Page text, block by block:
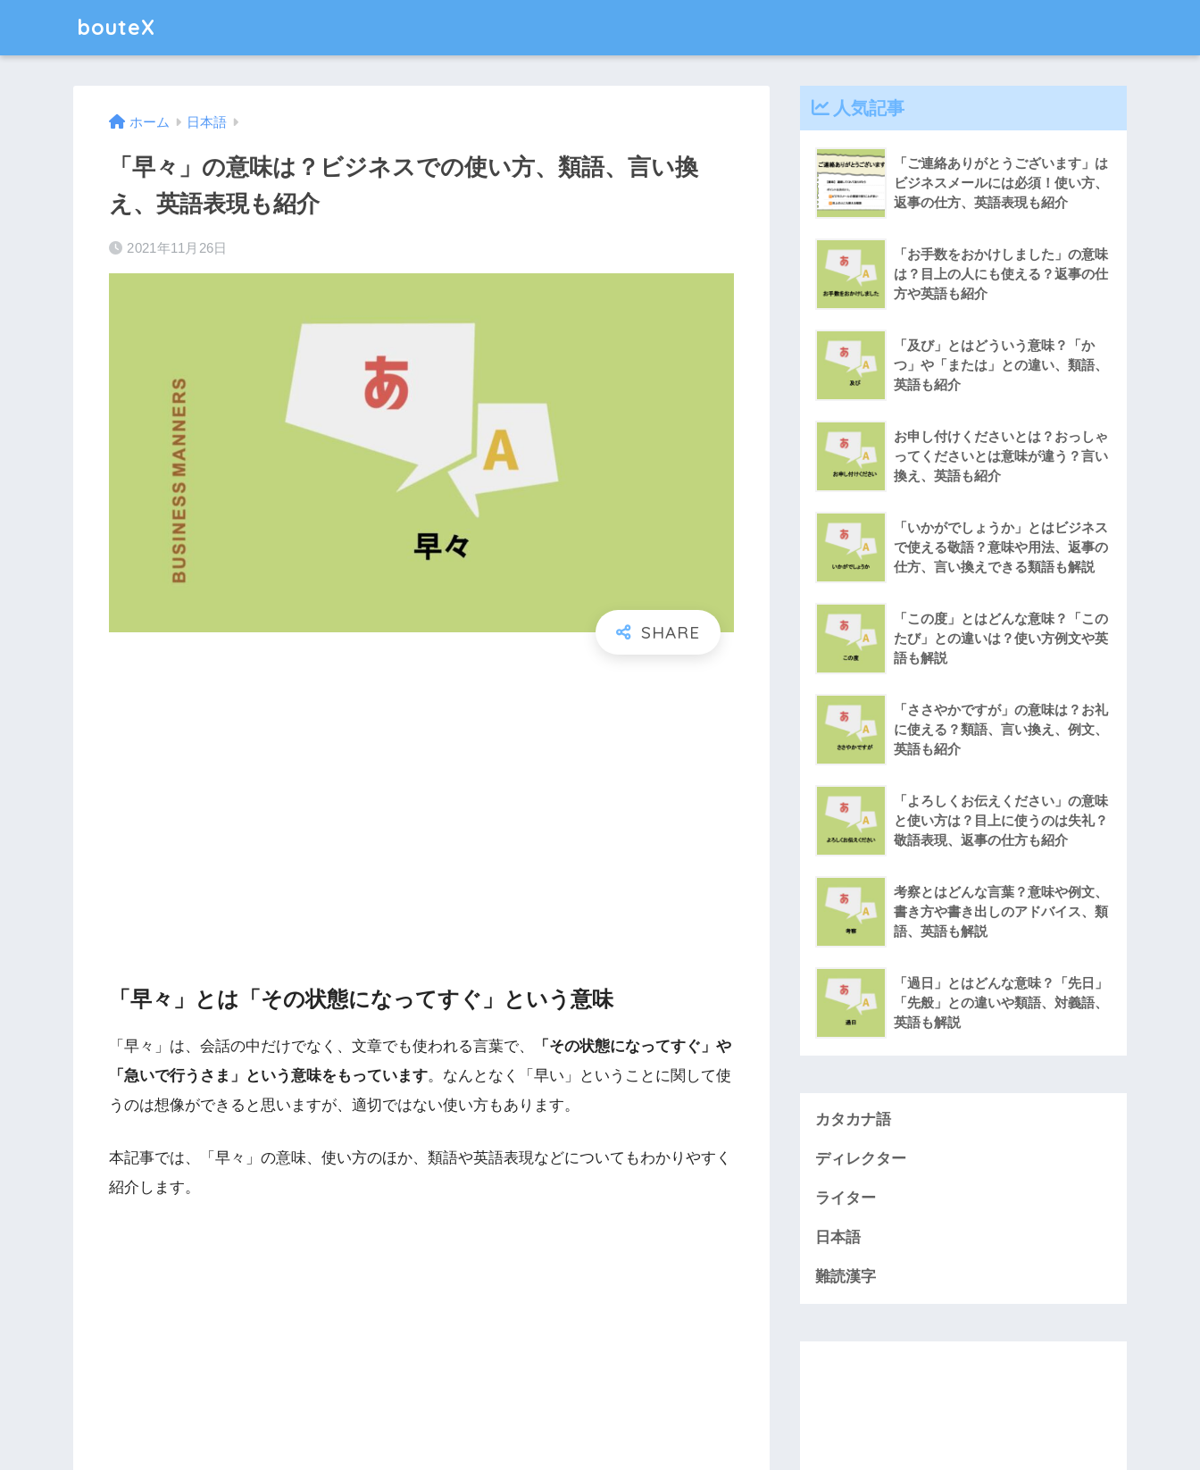
bouteX
ホーム 日本語
「早々」の意味は？ビジネスでの使い方、類語、言い換
え、英語表現も紹介
2021年11月26日
「早々」とは「その状態になってすぐ」という意味
「早々」は、会話の中だけでなく、文章でも使われる言葉で、
「その状態になってすぐ」や
「急いで行うさま」という意味をもっています。なんとなく「早い」ということに関して使
うのは想像ができると思いますが、適切ではない使い方もあります。
本記事では、「早々」の意味、使い方のほか、類語や英語表現などについてもわかりやすく
紹介します。
人気記事
「ご連絡ありがとうございます」は
ビジネスメールには必須！使い方、
返事の仕方、英語表現も紹介
「お手数をおかけしました」の意味
は？目上の人にも使える？返事の仕
方や英語も紹介
「及び」とはどういう意味？「か
つ」や「または」との違い、類語、
英語も紹介
お申し付けくださいとは？おっしゃ
ってくださいとは意味が違う？言い
換え、英語も紹介
「いかがでしょうか」とはビジネス
で使える敬語？意味や用法、返事の
仕方、言い換えできる類語も解説
「この度」とはどんな意味？「この
たび」との違いは？使い方例文や英
語も解説
「ささやかですが」の意味は？お礼
に使える？類語、言い換え、例文、
英語も紹介
「よろしくお伝えください」の意味
と使い方は？目上に使うのは失礼？
敬語表現、返事の仕方も紹介
考察とはどんな言葉？意味や例文、
書き方や書き出しのアドバイス、類
語、英語も解説
「過日」とはどんな意味？「先日」
「先般」との違いや類語、対義語、
英語も解説
カタカナ語
ディレクター
ライター
日本語
難読漢字